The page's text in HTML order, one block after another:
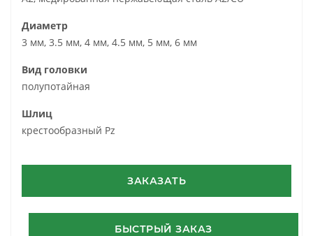
Диаметр
3 мм, 3.5 мм, 4 мм, 4.5 мм, 5 мм, 6 мм
Вид головки
полупотайная
Шлиц
крестообразный Pz
ЗАКАЗАТЬ
БЫСТРЫЙ ЗАКАЗ